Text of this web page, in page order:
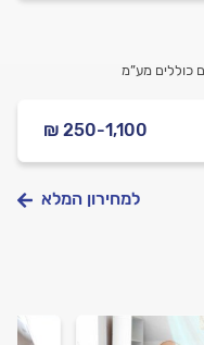
כוללים מע”מ
₪ 250-1,100
למחירון המלא